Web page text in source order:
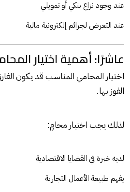
عند وجود نزاع بنكي أو تمويلي
عند التعرض لجرائم إلكترونية مالية
عاشرًا: أهمية اختيار
اختيار المحامي المناسب قد يكون
الفوز بها.
لذلك يجب اختيار محامٍ:
لديه خبرة في القضايا الاقتصادية
يفهم طبيعة الأعمال التجارية